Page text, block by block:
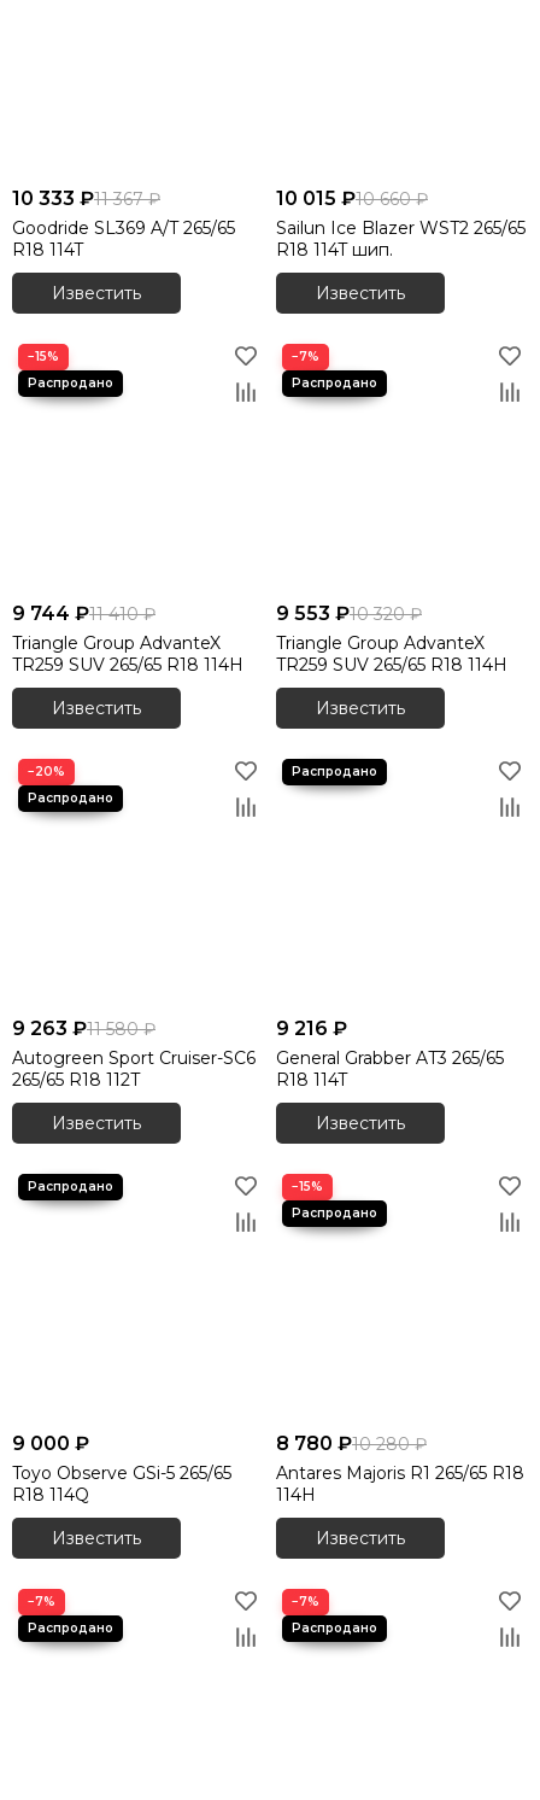
10 333 ₽11 367 ₽
Goodride SL369 A/T 265/65
R18 114T
Известить
10 015 ₽10 660 ₽
Sailun Ice Blazer WST2 265/65
R18 114T шип.
Известить
−15%
9 744 ₽11 410 ₽
Triangle Group AdvanteX
TR259 SUV 265/65 R18 114H
Известить
−7%
9 553 ₽10 320 ₽
Triangle Group AdvanteX
TR259 SUV 265/65 R18 114H
Известить
−20%
9 263 ₽11 580 ₽
Autogreen Sport Cruiser-SC6
265/65 R18 112T
Известить
9 216 ₽
General Grabber AT3 265/65
R18 114T
Известить
9 000 ₽
Toyo Observe GSi-5 265/65
R18 114Q
Известить
−15%
8 780 ₽10 280 ₽
Antares Majoris R1 265/65 R18
114H
Известить
−7% −7%